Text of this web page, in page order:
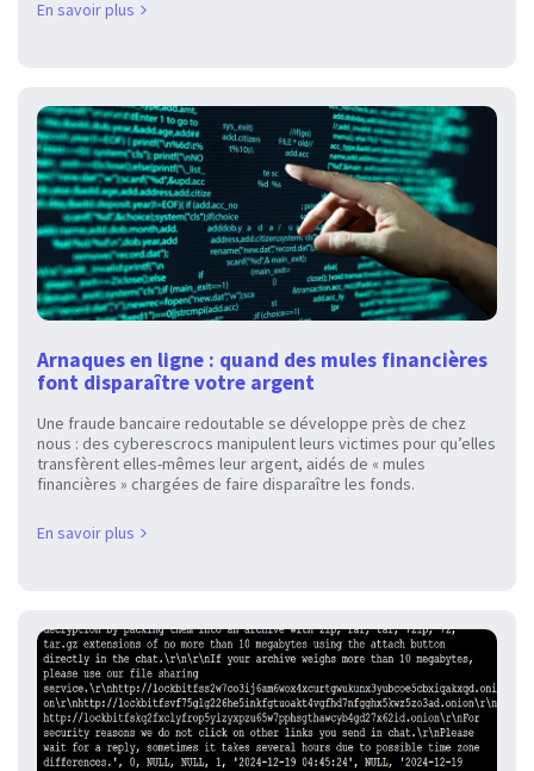
En savoir plus
Arnaques en ligne : quand des mules financières
font disparaître votre argent
Une fraude bancaire redoutable se développe près de chez
nous : des cyberescrocs manipulent leurs victimes pour qu’elles
transfèrent elles-mêmes leur argent, aidés de « mules
financières » chargées de faire disparaître les fonds.
En savoir plus